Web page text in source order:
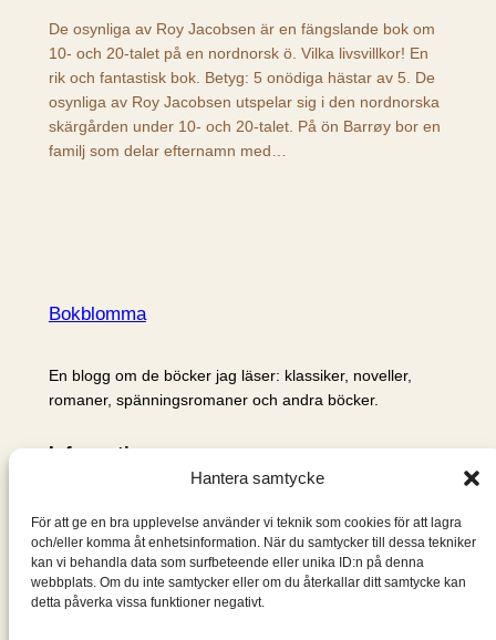
Hantera samtycke
För att ge en bra upplevelse använder vi teknik som cookies för att lagra
och/eller komma åt enhetsinformation. När du samtycker till dessa tekniker
kan vi behandla data som surfbeteende eller unika ID:n på denna
webbplats. Om du inte samtycker eller om du återkallar ditt samtycke kan
detta påverka vissa funktioner negativt.
De osynliga av Roy Jacobsen är en fängslande bok om
10- och 20-talet på en nordnorsk ö. Vilka livsvillkor! En
rik och fantastisk bok. Betyg: 5 onödiga hästar av 5. De
osynliga av Roy Jacobsen utspelar sig i den nordnorska
skärgården under 10- och 20-talet. På ön Barrøy bor en
familj som delar efternamn med…
Bokblomma
En blogg om de böcker jag läser: klassiker, noveller,
romaner, spänningsromaner och andra böcker.
Information
Om mig & om bloggen
S
ö
k